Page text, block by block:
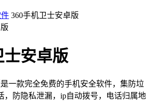
360手机卫士安卓版
士安卓版
一款完全免费的手机安全软件，集防垃
，防隐私泄漏，ip自动拨号，电话归属地